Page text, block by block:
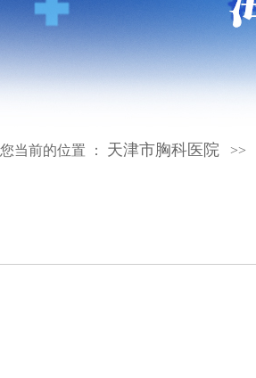
您当前的位置 ： 天津市胸科医院 >>